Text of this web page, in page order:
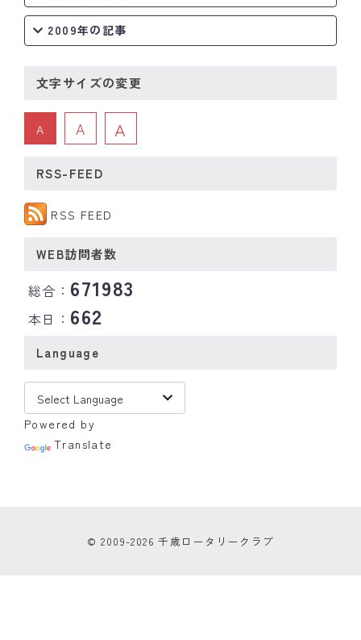
2009年の記事
文字サイズの変更
A A A
RSS-FEED
RSS FEED
WEB訪問者数
総合： 671983
本日： 662
Language
Powered by
Translate
© 2009-2026 千歳ロータリークラブ